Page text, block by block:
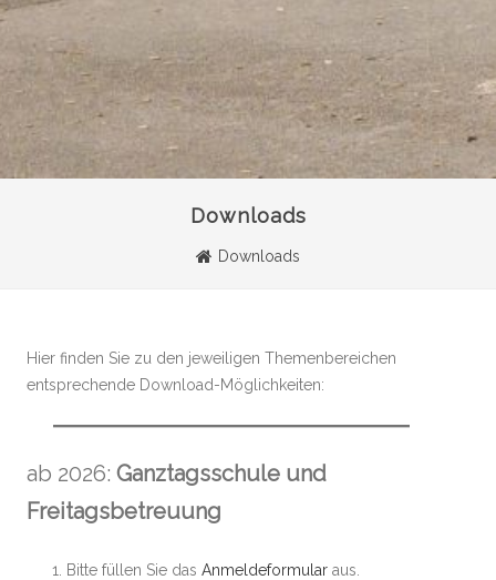
Downloads
Downloads
Hier finden Sie zu den jeweiligen Themenbereichen
entsprechende Download-Möglichkeiten:
ab 2026: Ganztagsschule und
Freitagsbetreuung
Bitte füllen Sie das Anmeldeformular aus.